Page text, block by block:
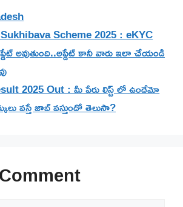
Scheme 2025 : eKYC
అవుతుంది..అప్డేట్ కానీ వారు ఇలా చేయండి
2025 Out : మీ పేరు లిస్ట్ లో ఉందేమో
వస్తే జాబ్ వస్తుందో తెలుసా?